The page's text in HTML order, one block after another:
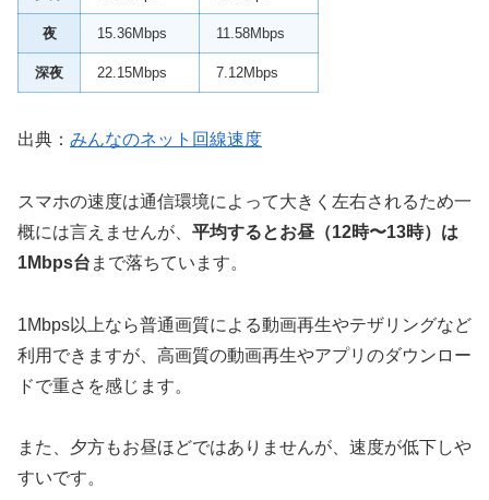
夜 15.36Mbps 11.58Mbps
深夜 22.15Mbps 7.12Mbps
出典： みんなのネット回線速度
スマホの速度は通信環境によって大きく左右されるため一
概には言えませんが、 平均するとお昼（12時〜13時）は
1Mbps台 まで落ちています。
1Mbps以上なら普通画質による動画再生やテザリングなど
利用できますが、高画質の動画再生やアプリのダウンロー
ドで重さを感じます。
また、夕方もお昼ほどではありませんが、速度が低下しや
すいです。